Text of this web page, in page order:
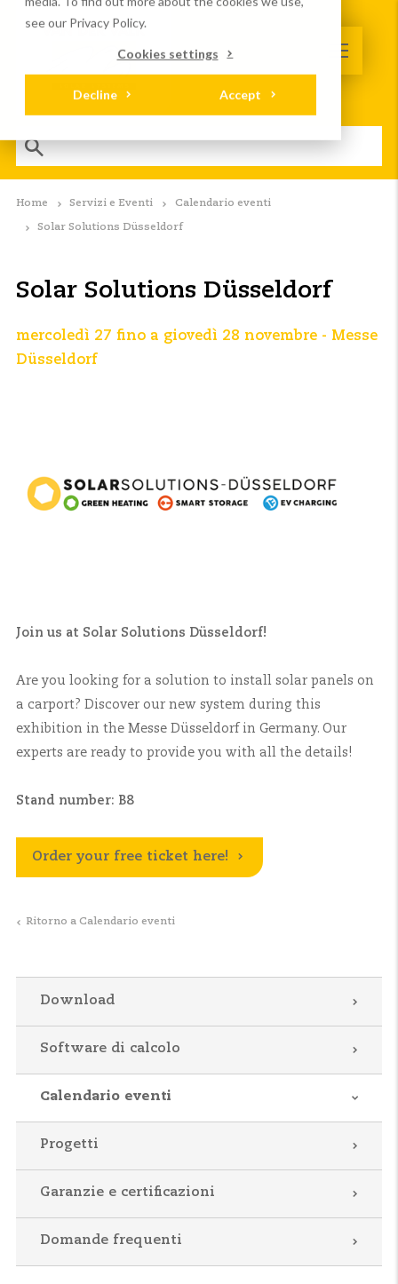
see our Privacy Policy.
Cookies settings
Accept
Decline
Home Servizi e Eventi Calendario eventi
Solar Solutions Düsseldorf
Solar Solutions Düsseldorf
mercoledì 27 fino a giovedì 28 novembre - Messe
Düsseldorf
Join us at Solar Solutions Düsseldorf!
Are you looking for a solution to install solar panels on
a carport? Discover our new system during this
exhibition in the Messe Düsseldorf in Germany. Our
experts are ready to provide you with all the details!
Stand number: B8
Order your free ticket here!
Ritorno a Calendario eventi
Download
Software di calcolo
Calendario eventi
Progetti
Garanzie e certificazioni
Domande frequenti